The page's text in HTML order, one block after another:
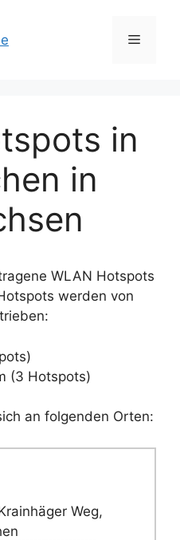
Menü
in
in
WLAN Hotspots
werden von
(3 Hotspots)
an folgenden Orten:
Weg,